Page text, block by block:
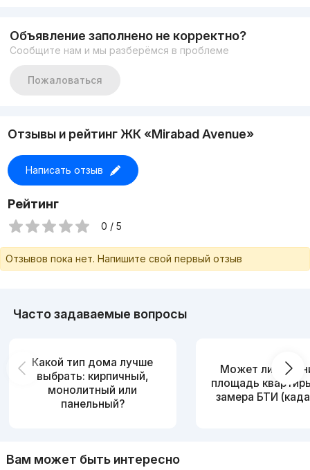
звоните любой вам удобное время.!!
Объявление заполнено не корректно?
Сообщите нам и мы разберёмся в проблеме
Пожаловаться
Отзывы и рейтинг ЖК «Mirabad Avenue»
Написать отзыв
Рейтинг
0 / 5
Отзывов пока нет. Напишите свой первый отзыв
Часто задаваемые вопросы
Какой тип дома лучше
выбрать: кирпичный,
монолитный или
панельный?
Может ли
площадь
замера БТИ
Вам может быть интересно